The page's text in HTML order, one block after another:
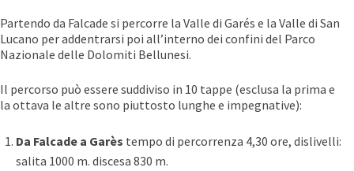
Partendo da Falcade si percorre la Valle di Garés e la Valle di San
Lucano per addentrarsi poi all’interno dei confini del Parco
Nazionale delle Dolomiti Bellunesi.
Il percorso può essere suddiviso in 10 tappe (esclusa la prima e
la ottava le altre sono piuttosto lunghe e impegnative):
Da Falcade a Garès tempo di percorrenza 4,30 ore, dislivelli:
salita 1000 m. discesa 830 m.